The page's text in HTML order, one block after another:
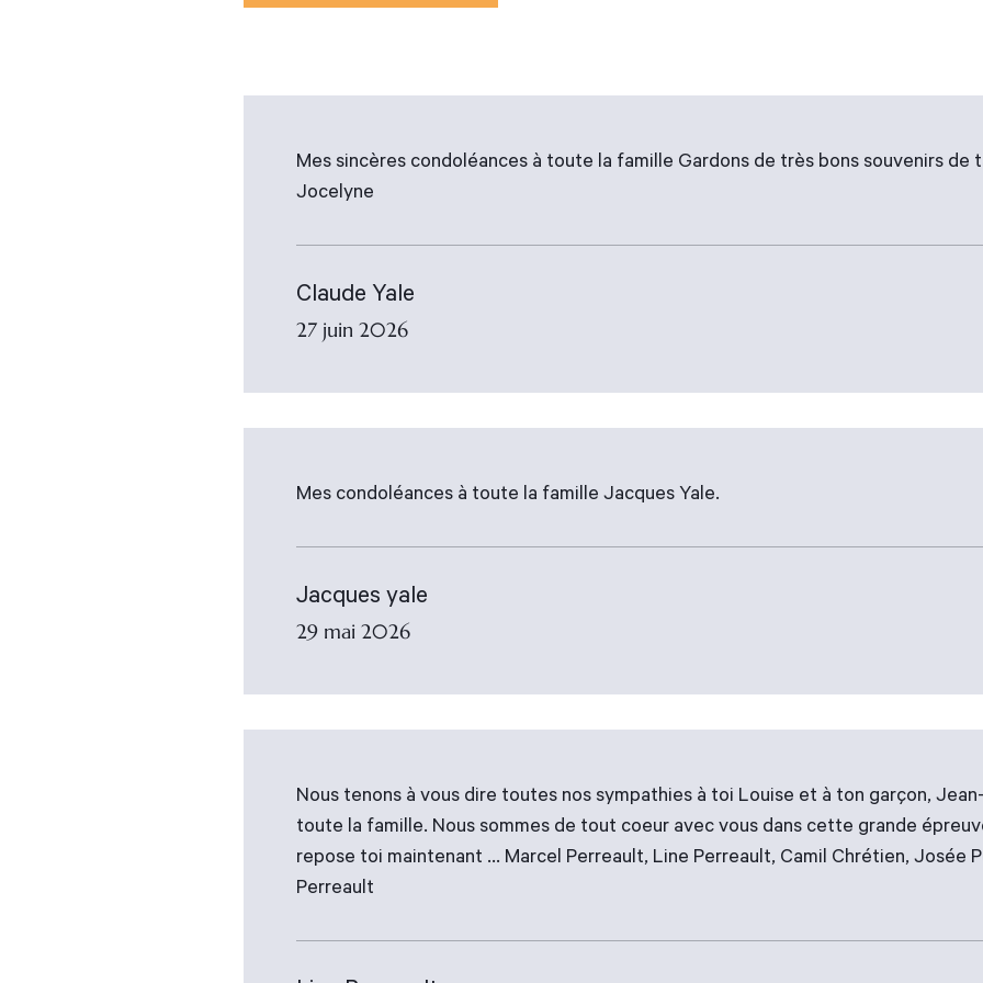
Mes sincères condoléances à toute la famille Gardons de très bons souvenirs de
Jocelyne
Claude Yale
27 juin 2026
Mes condoléances à toute la famille Jacques Yale.
Jacques yale
29 mai 2026
Nous tenons à vous dire toutes nos sympathies à toi Louise et à ton garçon,
toute la famille. Nous sommes de tout coeur avec vous dans cette grande
repose toi maintenant ... Marcel Perreault, Line Perreault, Camil Chrétien, Josée
Perreault